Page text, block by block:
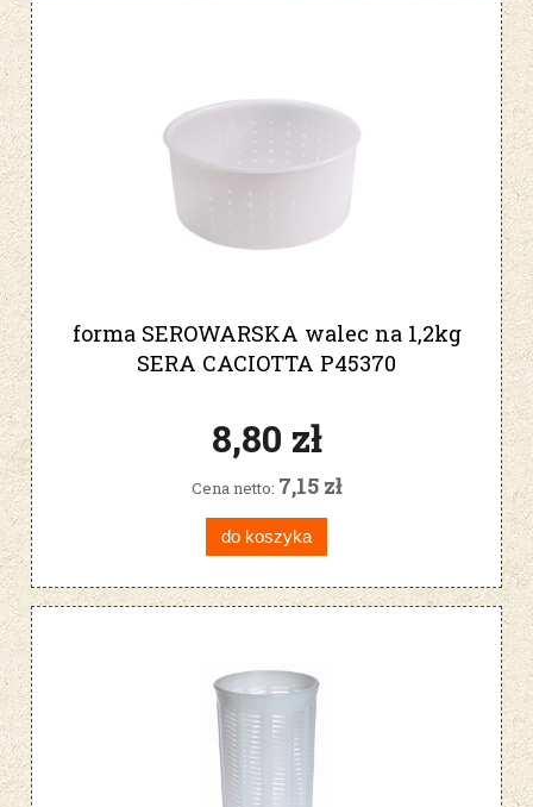
forma SEROWARSKA walec na 1,2kg
SERA CACIOTTA P45370
8,80 zł
Cena netto: 7,15 zł
do koszyka